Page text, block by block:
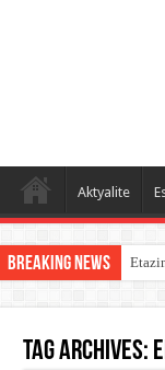
Aktyalite
Breaking News
Tag Archives: